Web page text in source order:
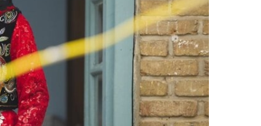
س
ا
ی
ر
ا
ن